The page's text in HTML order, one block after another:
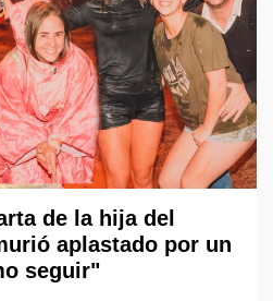
de la hija del
aplastado por un
seguir"